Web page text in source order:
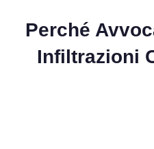
Perché
Infiltrazioni